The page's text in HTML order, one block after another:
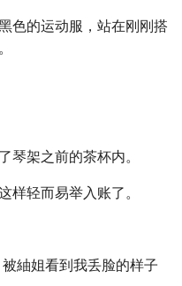
色的运动服，站在刚刚搭
琴架之前的茶杯内。
样轻而易举入账了。
紬姐看到我丢脸的样子